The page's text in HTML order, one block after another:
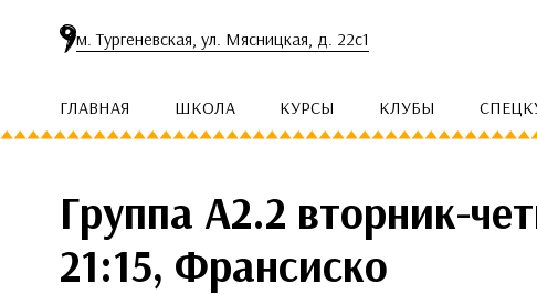
м. Тургеневская, ул. Мясницкая, д. 22с1
ГЛАВНАЯ ШКОЛА КУРСЫ КЛУБЫ
Группа А2.2 вторник-
21:15, Франсиско